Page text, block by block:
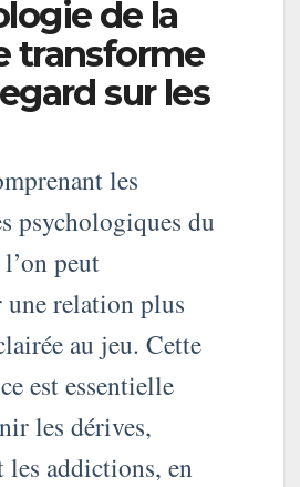
de la
transforme
sur les
les
psychologiques du
peut
une relation plus
au jeu. Cette
est essentielle
les dérives,
les addictions, en